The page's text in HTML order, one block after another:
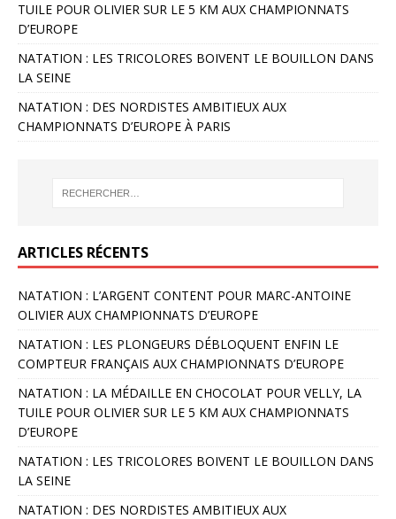
TUILE POUR OLIVIER SUR LE 5 KM AUX CHAMPIONNATS
D’EUROPE
NATATION : LES TRICOLORES BOIVENT LE BOUILLON DANS
LA SEINE
NATATION : DES NORDISTES AMBITIEUX AUX
CHAMPIONNATS D’EUROPE À PARIS
ARTICLES RÉCENTS
NATATION : L’ARGENT CONTENT POUR MARC-ANTOINE
OLIVIER AUX CHAMPIONNATS D’EUROPE
NATATION : LES PLONGEURS DÉBLOQUENT ENFIN LE
COMPTEUR FRANÇAIS AUX CHAMPIONNATS D’EUROPE
NATATION : LA MÉDAILLE EN CHOCOLAT POUR VELLY, LA
TUILE POUR OLIVIER SUR LE 5 KM AUX CHAMPIONNATS
D’EUROPE
NATATION : LES TRICOLORES BOIVENT LE BOUILLON DANS
LA SEINE
NATATION : DES NORDISTES AMBITIEUX AUX